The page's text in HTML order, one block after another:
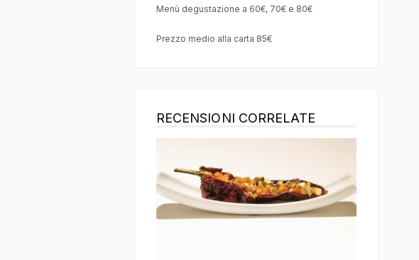
Menù degustazione a 60€, 70€ e 80€
Prezzo medio alla carta 85€
RECENSIONI CORRELATE